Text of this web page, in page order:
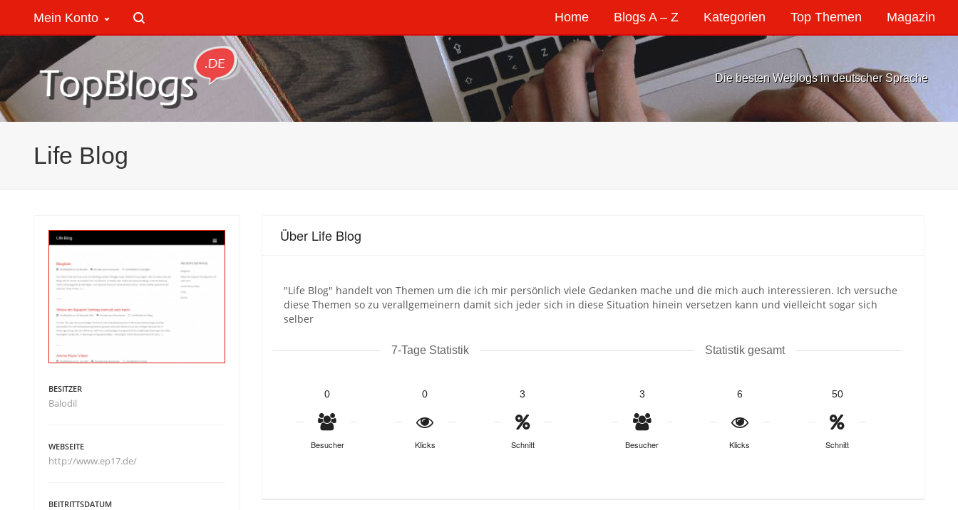
Home Blogs A – Z Kategorien Top Themen Magazin
Mein Konto
Die besten Weblogs in deutscher Sprache
Life Blog
Über Life Blog
"Life Blog" handelt von Themen um die ich mir persönlich viele Gedanken mache und die mich auch interessieren. Ich versuche
diese Themen so zu verallgemeinern damit sich jeder sich in diese Situation hinein versetzen kann und vielleicht sogar sich
selber
7-Tage Statistik
0
Besucher
0
Klicks
3
Schnitt
Statistik gesamt
3
Besucher
6
Klicks
50
Schnitt
BESITZER
Balodil
WEBSEITE
http://www.ep17.de/
BEITRITTSDATUM